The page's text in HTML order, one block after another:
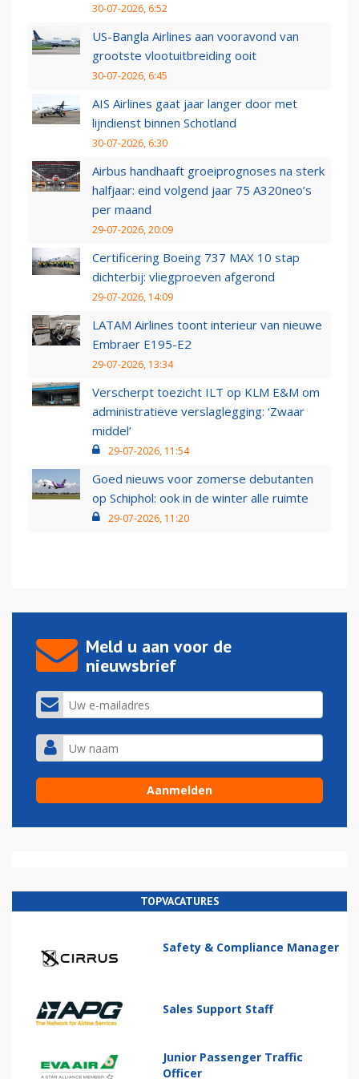
30-07-2026, 6:52
US-Bangla Airlines aan vooravond van
grootste vlootuitbreiding ooit
30-07-2026, 6:45
AIS Airlines gaat jaar langer door met
lijndienst binnen Schotland
30-07-2026, 6:30
Airbus handhaaft groeiprognoses na sterk
halfjaar: eind volgend jaar 75 A320neo’s
per maand
29-07-2026, 20:09
Certificering Boeing 737 MAX 10 stap
dichterbij: vliegproeven afgerond
29-07-2026, 14:09
LATAM Airlines toont interieur van nieuwe
Embraer E195-E2
29-07-2026, 13:34
Verscherpt toezicht ILT op KLM E&M om
administratieve verslaglegging: ‘Zwaar
middel’
29-07-2026, 11:54
Goed nieuws voor zomerse debutanten
op Schiphol: ook in de winter alle ruimte
29-07-2026, 11:20
Meld u aan voor de
nieuwsbrief
TOPVACATURES
Safety & Compliance Manager
Sales Support Staff
Junior Passenger Traffic
Officer